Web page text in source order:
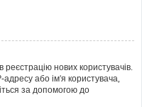
нових користувачів.
або ім'я користувача,
за допомогою до